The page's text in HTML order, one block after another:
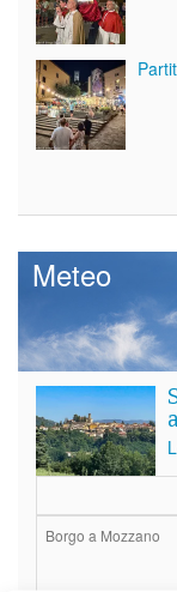
Meteo
Borgo a Mozzano